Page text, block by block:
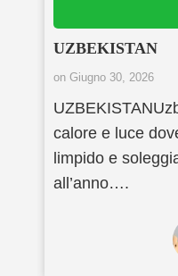
UZBEKISTAN
onGiugno 30, 2026
calore e luce
limpido e
all’anno….